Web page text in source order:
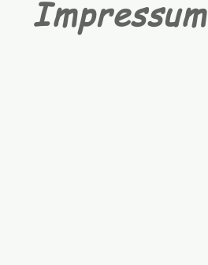
Impressum